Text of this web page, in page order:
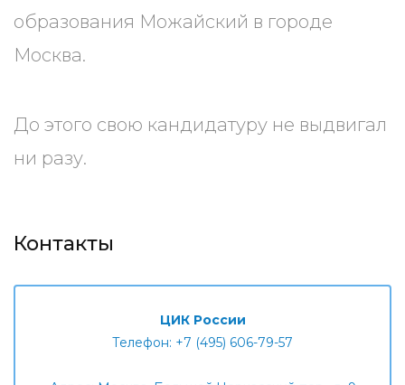
образования Можайский в городе
Москва.
До этого свою кандидатуру не выдвигал
ни разу.
Контакты
ЦИК России
Телефон: +7 (495) 606-79-57